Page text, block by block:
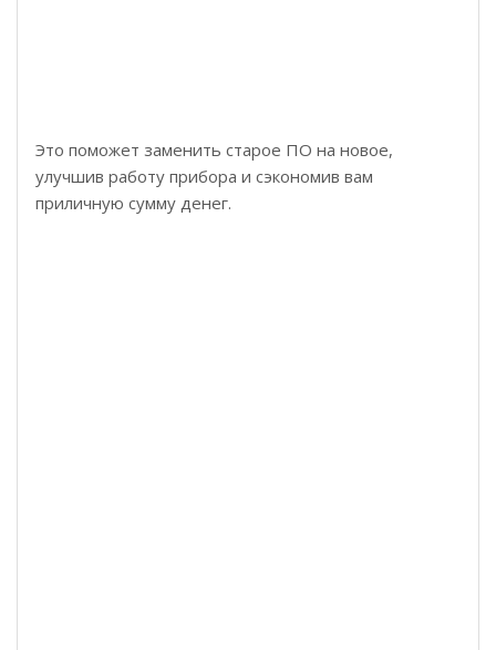
Это поможет заменить старое ПО на новое,
улучшив работу прибора и сэкономив вам
приличную сумму денег.